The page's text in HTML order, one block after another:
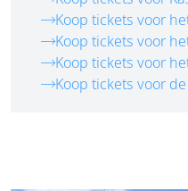
Koop tickets voor
Koop tickets voor
Koop tickets voor
Koop tickets voor